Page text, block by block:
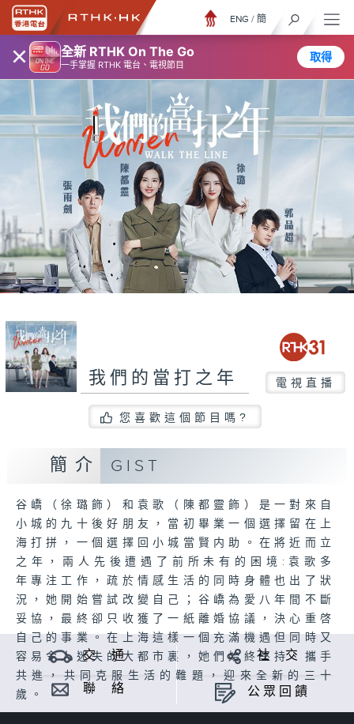
× 全新 RTHK On The Go
一手掌握 RTHK 電台、電視節目
取得
ENG / 簡
我們的當打之年 電視直播
您喜歡這個節目嗎?
簡介 GIST
谷嶠（徐璐飾）和袁歌（陳都靈飾）是一對來自
小城的九十後好朋友，當初畢業一個選擇留在上
海打拼，一個選擇回小城當賢内助。在將近而立
之年，兩人先後遭遇了前所未有的困境:袁歌多
年專注工作，疏於情感生活的同時身體也出了狀
況，她開始嘗試改變自己；谷嶠為愛八年間不斷
妥協，最終卻只收獲了一紙離婚協議，決心重啓
自己的事業。在上海這樣一個充滿機遇但同時又
容易令人迷失的大都市裏，她們始終堅持、攜手
共進，共同克服生活的難題，迎來全新的三十
歲。
交 通 社 交
聯 絡 公眾回饋